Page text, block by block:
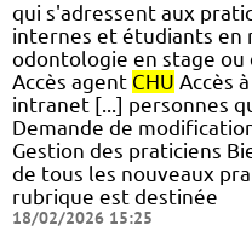
qui s'adressent aux
internes et étudiants en
odontologie en stage
Accès agent CHU Accès
intranet [...] personnes
Demande de
Gestion des praticiens
de tous les nouveaux
rubrique est destinée
18/02/2026 15:25